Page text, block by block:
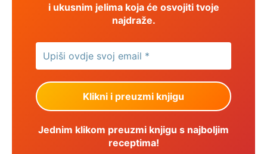
i ukusnim jelima koja će osvojiti tvoje
najdraže.
Jednim klikom preuzmi knjigu s najboljim
receptima!